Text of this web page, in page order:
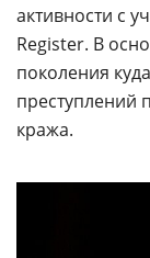
активности с
Register. В
поколения
преступлений
кража.